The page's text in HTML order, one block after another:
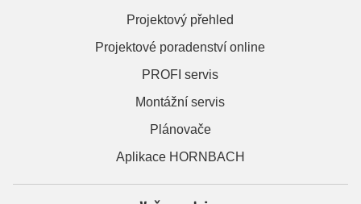
Projektový přehled
Projektové poradenství online
PROFI servis
Montážní servis
Plánovače
Aplikace HORNBACH